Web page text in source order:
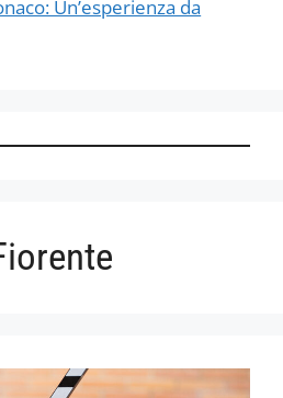
Un’esperienza da